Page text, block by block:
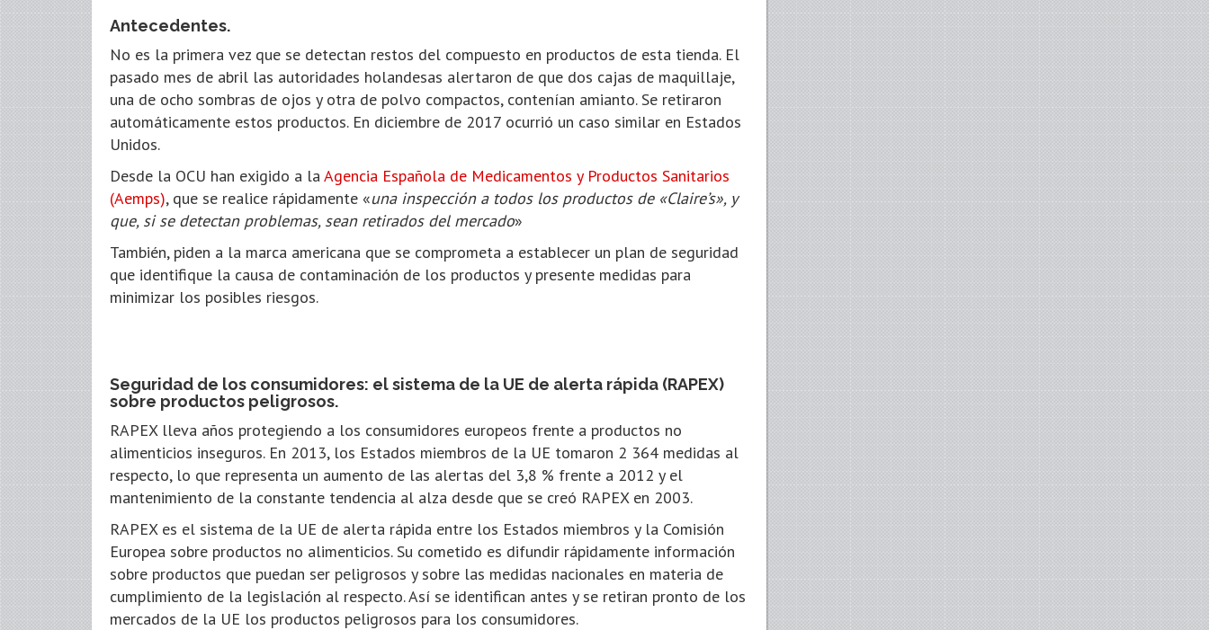
Antecedentes.
No es la primera vez que se detectan restos del compuesto en productos de esta tienda. El
pasado mes de abril las autoridades holandesas alertaron de que dos cajas de maquillaje,
una de ocho sombras de ojos y otra de polvo compactos, contenían amianto. Se retiraron
automáticamente estos productos. En diciembre de 2017 ocurrió un caso similar en Estados
Unidos.
Desde la OCU han exigido a laAgencia Española de Medicamentos y Productos Sanitarios
(Aemps), que se realice rápidamente «una inspección a todos los productos de «Claire’s», y
que, si se detectan problemas, sean retirados del mercado»
También, piden a la marca americana que se comprometa a establecer un plan de seguridad
que identifique la causa de contaminación de los productos y presente medidas para
minimizar los posibles riesgos.
Seguridad de los consumidores: el sistema de la UE de alerta rápida (RAPEX)
sobre productos peligrosos.
RAPEX lleva años protegiendo a los consumidores europeos frente a productos no
alimenticios inseguros. En 2013, los Estados miembros de la UE tomaron 2 364 medidas al
respecto, lo que representa un aumento de las alertas del 3,8 % frente a 2012 y el
mantenimiento de la constante tendencia al alza desde que se creó RAPEX en 2003.
RAPEX es el sistema de la UE de alerta rápida entre los Estados miembros y la Comisión
Europea sobre productos no alimenticios. Su cometido es difundir rápidamente información
sobre productos que puedan ser peligrosos y sobre las medidas nacionales en materia de
cumplimiento de la legislación al respecto. Así se identifican antes y se retiran pronto de los
mercados de la UE los productos peligrosos para los consumidores.